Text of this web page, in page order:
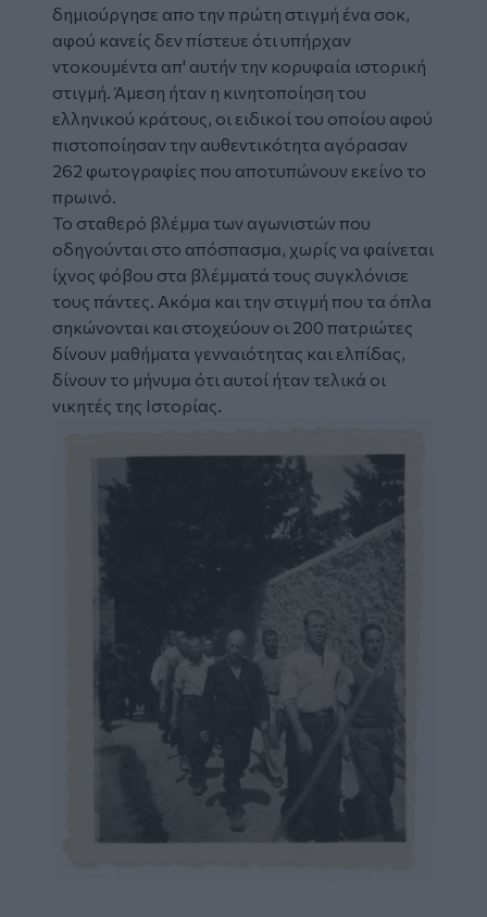
δημιούργησε απο την πρώτη στιγμή ένα σοκ,
αφού κανείς δεν πίστευε ότι υπήρχαν
ντοκουμέντα απ' αυτήν την κορυφαία ιστορική
στιγμή. Άμεση ήταν η κινητοποίηση του
ελληνικού κράτους, οι ειδικοί του οποίου αφού
πιστοποίησαν την αυθεντικότητα αγόρασαν
262 φωτογραφίες που αποτυπώνουν εκείνο το
πρωινό.
Το σταθερό βλέμμα των αγωνιστών που
οδηγούνται στο απόσπασμα, χωρίς να φαίνεται
ίχνος φόβου στα βλέμματά τους συγκλόνισε
τους πάντες. Ακόμα και την στιγμή που τα όπλα
σηκώνονται και στοχεύουν οι 200 πατριώτες
δίνουν μαθήματα γενναιότητας και ελπίδας,
δίνουν το μήνυμα ότι αυτοί ήταν τελικά οι
νικητές της Ιστορίας.